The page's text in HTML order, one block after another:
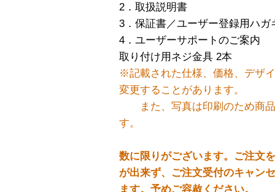
2．取扱説明書
3．保証書／ユーザー登録用ハガ
4．ユーザーサポートのご案内
取り付け用ネジ金具 2本
※記載された仕様、価格、デザ
変更することがあります。
また、写真は印刷のため商品
す。
数に限りがございます。ご注文
が出来ず、ご注文受付のキャン
ます。予めご容赦ください。